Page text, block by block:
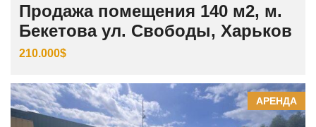
Продажа помещения 140 м2, м.
Бекетова ул. Свободы, Харьков
210.000$
АРЕНДА